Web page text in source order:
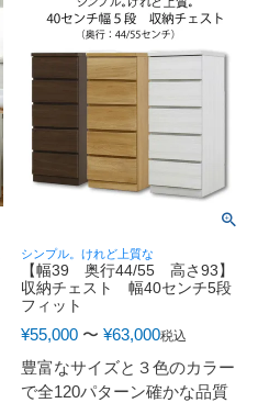
シンプル。けれど上質な
【幅39 奥行44/55 高さ93】
収納チェスト 幅40センチ5段
フィット
¥55,000 〜 ¥63,000税込
豊富なサイズと３色のカラー
で全120パターン確かな品質